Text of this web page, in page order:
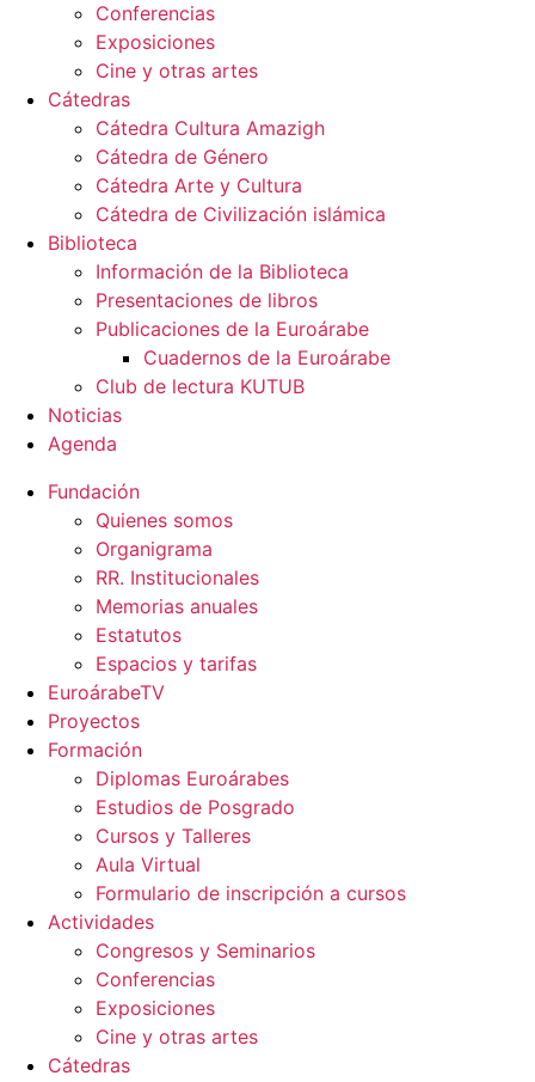
Conferencias
Exposiciones
Cine y otras artes
Cátedras
Cátedra Cultura Amazigh
Cátedra de Género
Cátedra Arte y Cultura
Cátedra de Civilización islámica
Biblioteca
Información de la Biblioteca
Presentaciones de libros
Publicaciones de la Euroárabe
Cuadernos de la Euroárabe
Club de lectura KUTUB
Noticias
Agenda
Fundación
Quienes somos
Organigrama
RR. Institucionales
Memorias anuales
Estatutos
Espacios y tarifas
EuroárabeTV
Proyectos
Formación
Diplomas Euroárabes
Estudios de Posgrado
Cursos y Talleres
Aula Virtual
Formulario de inscripción a cursos
Actividades
Congresos y Seminarios
Conferencias
Exposiciones
Cine y otras artes
Cátedras